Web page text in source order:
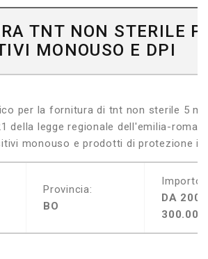
TNT NON STERILE
MONOUSO E DPI
per la fornitura di tnt non sterile 5
della legge regionale dell'emilia-
monouso e prodotti di protezione
Provincia:
BO
Importo:
DA
300.000